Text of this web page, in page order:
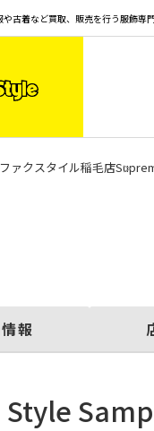
古着など買取、販売を行う服飾専
ァクスタイル稲毛店
報